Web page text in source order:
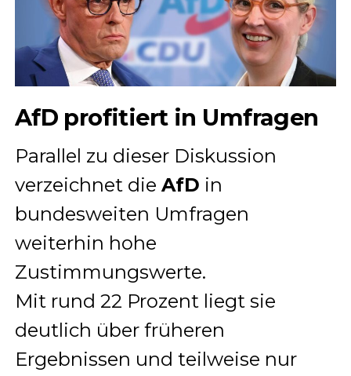
AfD profitiert in Umfragen
Parallel zu dieser Diskussion
verzeichnet die AfD in
bundesweiten Umfragen
weiterhin hohe
Zustimmungswerte.
Mit rund 22 Prozent liegt sie
deutlich über früheren
Ergebnissen und teilweise nur